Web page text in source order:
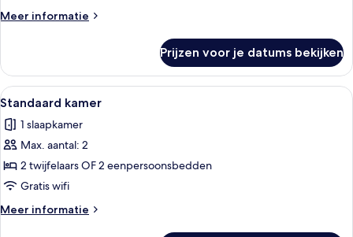
Meer informatie
Meer
Prijzen voor je datums bekijken
Alle
foto's
voor
Standaard
kamer
laden
Een minibar, een kluis op de kamer,
6
Standaard kamer
1 slaapkamer
Max. aantal: 2
2 twijfelaars OF 2 eenpersoonsbedden
Gratis wifi
Meer informatie
Meer